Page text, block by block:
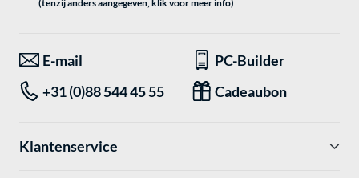
(tenzij anders aangegeven, klik voor meer info)
E-mail
PC-Builder
+31 (0)88 544 45 55
Cadeaubon
Klantenservice